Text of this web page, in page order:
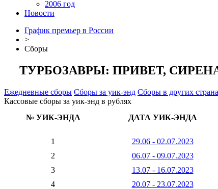
2006 год
Новости
График премьер в России
>
Сборы
ТУРБОЗАВРЫ: ПРИВЕТ,
Ежедневные сборы Сборы за уик-энд Сборы в других
Кассовые сборы за уик-энд в рублях
№ УИК-ЭНДА
ДАТА УИК-ЭНДА
1 29.06 - 02.07.2023
2
06.07 - 09.07.2023
3
13.07 - 16.07.2023
4
20.07 - 23.07.2023